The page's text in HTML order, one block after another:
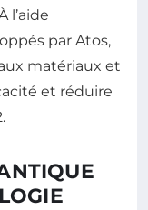
l’aide
par Atos,
matériaux et
et réduire